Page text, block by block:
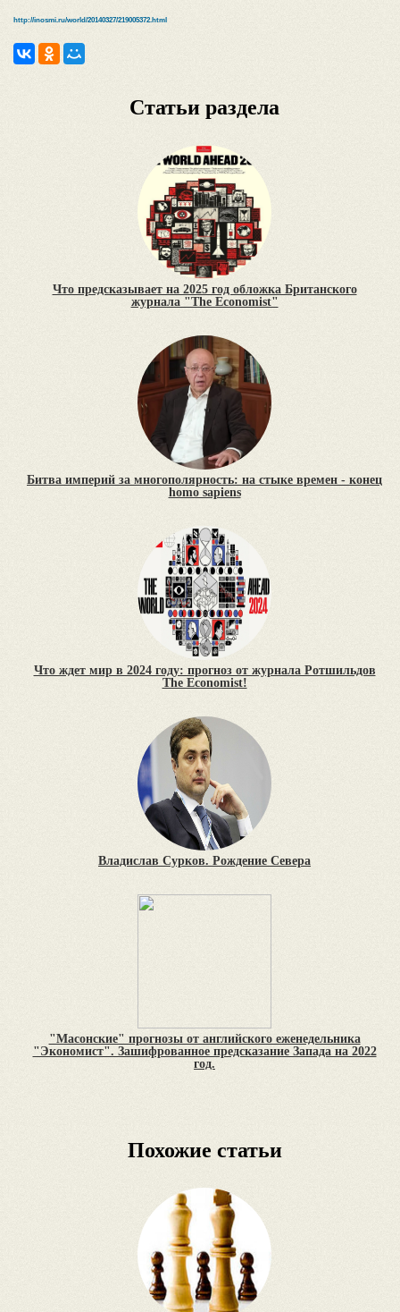
http://inosmi.ru/world/20140327/219005372.html
Статьи раздела
Что предсказывает на 2025 год обложка Британского
журнала "The Economist"
Битва империй за многополярность: на стыке времен - конец
homo sapiens
Что ждет мир в 2024 году: прогноз от журнала Ротшильдов
The Economist!
Владислав Сурков. Рождение Севера
"Масонские" прогнозы от английского еженедельника
"Экономист". Зашифрованное предсказание Запада на 2022
год.
Похожие статьи